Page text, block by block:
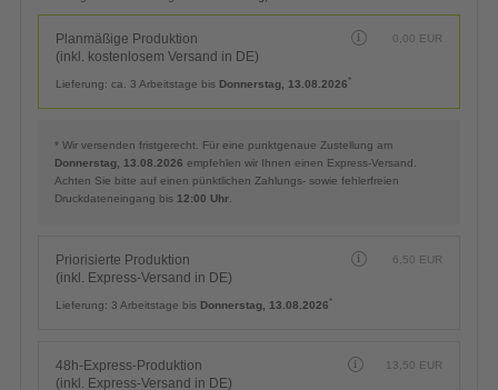
Planmäßige Produktion
(inkl. kostenlosem Versand in DE)
0,00 EUR
Lieferung: ca. 3 Arbeitstage bis Donnerstag, 13.08.2026*
* Wir versenden fristgerecht. Für eine punktgenaue Zustellung am
Donnerstag, 13.08.2026 empfehlen wir Ihnen einen Express-Versand.
Achten Sie bitte auf einen pünktlichen Zahlungs- sowie fehlerfreien
Druckdateneingang bis 12:00 Uhr
Priorisierte Produktion
(inkl. Express-Versand in DE)
6,50 EUR
Lieferung: 3 Arbeitstage bis Donnerstag, 13.08.2026*
48h-Express-Produktion
(inkl. Express-Versand in DE)
13,50 EUR